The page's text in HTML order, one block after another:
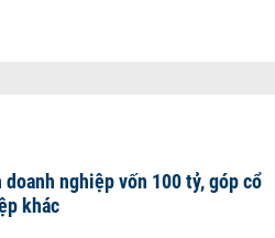
doanh nghiệp vốn 100 tỷ, góp cổ
khác